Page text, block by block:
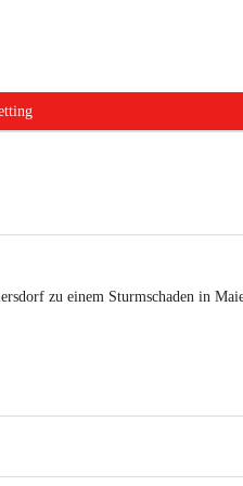
zu einem Sturmschaden in